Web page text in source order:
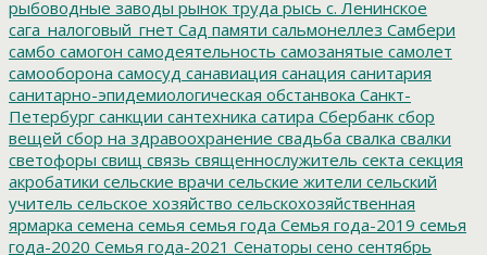
рыбоводные заводы рынок труда рысь с. Ленинское
сага_налоговый_гнет Сад памяти сальмонеллез Самбери
самбо самогон самодеятельность самозанятые самолет
самооборона самосуд санавиация санация санитария
санитарно-эпидемиологическая обстанвока Санкт-
Петербург санкции сантехника сатира Сбербанк сбор
вещей сбор на здравоохранение свадьба свалка свалки
светофоры свищ связь священнослужитель секта секция
акробатики сельские врачи сельские жители сельский
учитель сельское хозяйство сельскохозяйственная
ярмарка семена семья семья года Семья года-2019 семья
года-2020 Семья года-2021 Сенаторы сено сентябрь